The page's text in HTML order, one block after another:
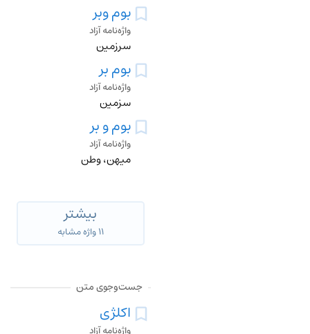
بوم وبر
واژه‌نامه آزاد
سرزمین
بوم بر
واژه‌نامه آزاد
سزمین
بوم و بر
واژه‌نامه آزاد
میهن، وطن
بیشتر
۱۱ واژه مشابه
جست‌وجوی متن
اکلژی